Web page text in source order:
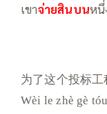
เขาจ่ายสินบนหนึ่
为了这个投标
Wèi le zhè gè